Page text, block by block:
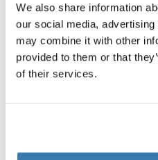
We also share information
our social media,
may combine it with other
provided to them or that
of their services.
В Thule Test Center™ в
подвергаем наши
испытаниям. Наши
для перевозки
автомобилю максимально